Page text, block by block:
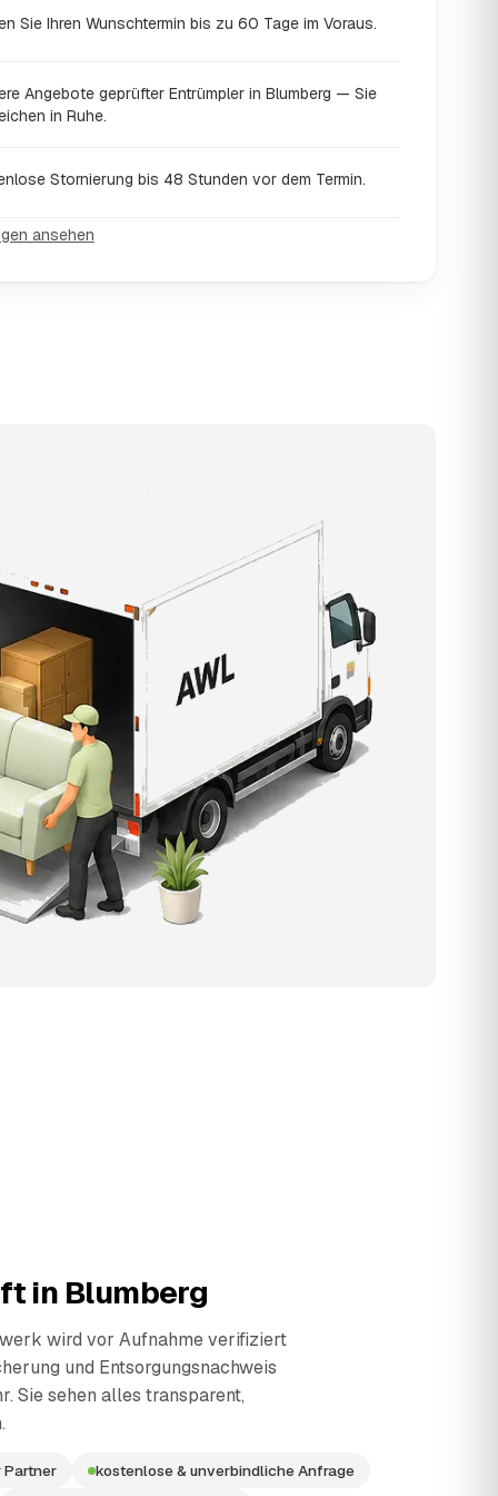
Sie Ihren Wunschtermin bis zu 60 Tage im Voraus.
Angebote geprüfter Entrümpler in Blumberg — Sie
in Ruhe.
Stornierung bis 48 Stunden vor dem Termin.
ansehen
in Blumberg
wird vor Aufnahme verifiziert
und Entsorgungsnachweis
Sie sehen alles transparent,
Partner kostenlose & unverbindliche Anfrage